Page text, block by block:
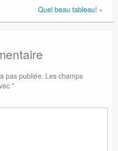
Quel beau tableau! »
pas publiée. Les champs
*